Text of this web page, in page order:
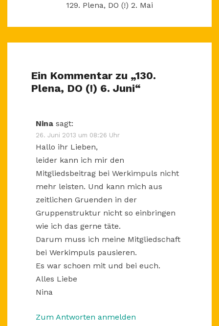
129. Plena, DO (!) 2. Mai
Ein Kommentar zu „130.
Plena, DO (!) 6. Juni“
Nina sagt:
26. Juni 2013 um 08:26 Uhr
Hallo ihr Lieben,
leider kann ich mir den
Mitgliedsbeitrag bei Werkimpuls nicht
mehr leisten. Und kann mich aus
zeitlichen Gruenden in der
Gruppenstruktur nicht so einbringen
wie ich das gerne täte.
Darum muss ich meine Mitgliedschaft
bei Werkimpuls pausieren.
Es war schoen mit und bei euch.
Alles Liebe
Nina
Zum Antworten anmelden